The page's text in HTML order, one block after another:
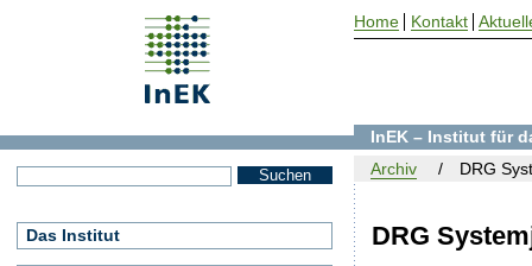
DRG
InEK – Institut für
Archiv
DRG
Das Institut
Home Kontakt